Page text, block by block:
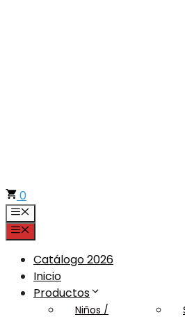
0
Menú
Menú
Catálogo 2026
Inicio
Productos
Niños /